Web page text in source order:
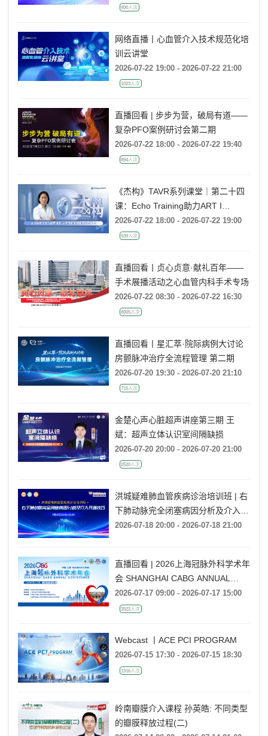
900人次
网络直播丨心血管介入技术规范化培
训云讲堂
2026-07-22 19:00 - 2026-07-22 21:00
1023人次
直播回看 | 步步为营，破局有道——
复杂PFO案例研讨会第二期
2026-07-22 18:00 - 2026-07-22 19:40
894人次
《杰构》TAVR系列课堂｜第二十四
课：Echo Training助力ART I
Rebecca T. Hahn教授《主动脉瓣反
流的超声培训：从病理机制到临床诊
2026-07-22 18:00 - 2026-07-22 19:00
539人次
直播回看丨贞心贞意·献礼百年——
手术展播活动之心血管内科手术专场
2026-07-22 08:30 - 2026-07-22 16:30
8005人次
直播回看丨星汇萃·院际病例大讨论
房颤脉冲治疗全流程管理 第二期
2026-07-20 19:30 - 2026-07-20 21:10
715人次
金楚心声心脏超声讲座第三期 王
斌：超声立体认识室间隔缺损
2026-07-20 20:00 - 2026-07-20 21:00
2520人次
洪城疑难肺血管疾病诊治培训班 | 右
下肺动脉完全闭塞病因分析及介入开
通技巧
2026-07-18 20:00 - 2026-07-18 21:00
直播回看 | 2026上海冠脉外科学术年
会 SHANGHAI CABG ANNUAL
CONFERENCE
2026-07-17 09:00 - 2026-07-17 15:00
3522人次
Webcast 丨ACE PCI PROGRAM
2026-07-15 17:30 - 2026-07-15 18:30
1316人次
岭南瓣膜介入课程 孙英皓: 不同类型
的瓣膜释放过程(二)